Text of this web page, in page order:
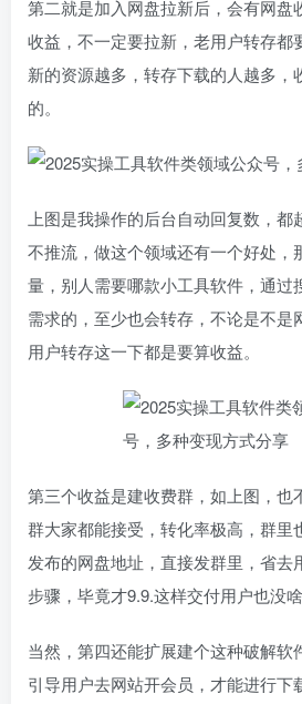
第二就是加入网盘拉新后，会有网盘
收益，不一定要拉新，老用户转存都
新的资源越多，转存下载的人越多，
的。
上图是我操作的后台自动回复数，
不推流，做这个领域还有一个好处，
量，别人需要哪款小工具软件，通过
需求的，至少也会转存，不论是不是
用户转存这一下都是要算收益。
第三个收益是建收费群，如上图，也
群大家都能接受，转化率极高，群里
发布的网盘地址，直接发群里，省去
步骤，毕竟才9.9.这样交付用户也没啥
当然，第四还能扩展建个这种破解软
引导用户去网站开会员，才能进行下